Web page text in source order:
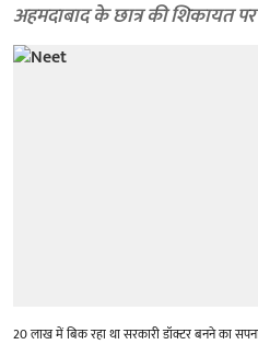
अहमदाबाद के छात्र की शिकायत
20 लाख में ​बिक रहा था सरकारी डॉक्टर बनने का